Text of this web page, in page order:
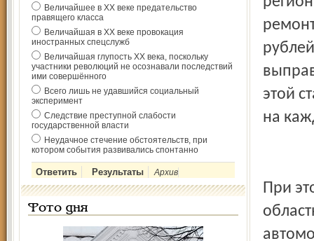
Величайшее в ХХ веке предательство
правящего класса
Величайшая в ХХ веке провокация
иностранных спецслужб
Величайшая глупость ХХ века, поскольку
участники революций не осознавали последствий
ими совершённого
Всего лишь не удавшийся социальный
эксперимент
Следствие преступной слабости
государственной власти
Неудачное стечение обстоятельств, при
котором события развивались спонтанно
Архив
Фото дня
этой
на
При